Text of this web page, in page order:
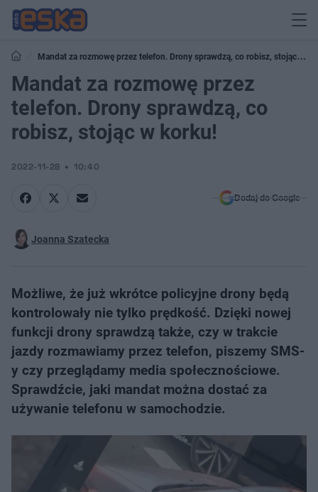
Mandat za rozmowę przez telefon. Drony sprawdzą, co robisz, stojąc w
korku!
Mandat za rozmowę przez
telefon. Drony sprawdzą, co
robisz, stojąc w korku!
2022-11-28 10:40
Dodaj do Google
Joanna Szatecka
Możliwe, że już wkrótce policyjne drony będą
kontrolowały nie tylko prędkość. Dzięki nowej
funkcji drony sprawdzą także, czy w trakcie
jazdy rozmawiamy przez telefon, piszemy SMS-
y czy przeglądamy media społecznościowe.
Sprawdźcie, jaki mandat można dostać za
używanie telefonu w samochodzie.